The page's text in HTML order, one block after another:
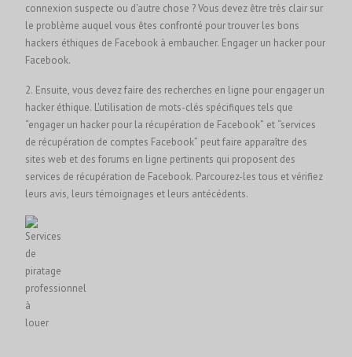
connexion suspecte ou d'autre chose ? Vous devez être très clair sur
le problème auquel vous êtes confronté pour trouver les bons
hackers éthiques de Facebook à embaucher. Engager un hacker pour
Facebook.
2. Ensuite, vous devez faire des recherches en ligne pour engager un
hacker éthique. L'utilisation de mots-clés spécifiques tels que
“engager un hacker pour la récupération de Facebook” et “services
de récupération de comptes Facebook” peut faire apparaître des
sites web et des forums en ligne pertinents qui proposent des
services de récupération de Facebook. Parcourez-les tous et vérifiez
leurs avis, leurs témoignages et leurs antécédents.